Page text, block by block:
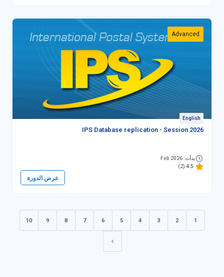
Advanced
English
IPS Database replication - Session 2026
بدأت: Feb 2026
4.5
(2)
عرض الدورة
1
2
3
4
5
6
7
8
9
10